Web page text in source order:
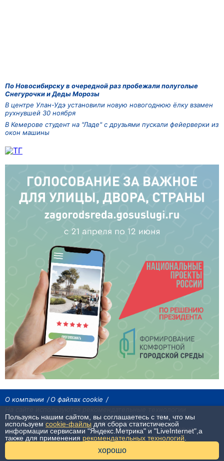
По Новосибирску в очередной раз пробежали полуголые
Снегурочки и Деды Морозы
В центре Улан-Удэ установили новую новогоднюю ёлку взамен
рухнувшей 30 ноября
В Кемерове студент на "Ладе" с друзьями пускали фейерверки из
окон машины
О компании
О файлах cookie
Сетевое издание «Байкал24». Все права охраняются законом.
При использовании материалов агентства на других сайтах, обязательна
гиперссылка.
Пользуясь нашим сайтом, вы соглашаетесь с тем, что мы
используем cookie-файлы для сбора статистической
информации сервисами "Яндекс.Метрика" и "LiveInternet",а
также для применения рекомендательных технологий
хорошо